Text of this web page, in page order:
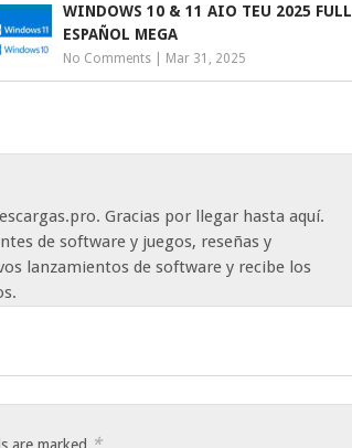
WINDOWS 10 & 11 AIO TEU 2025 FULL
ESPAÑOL MEGA
No Comments| Mar 31, 2025
Gracias por llegar hasta aquí.
de software y juegos, reseñas y
lanzamientos de software y recibe los